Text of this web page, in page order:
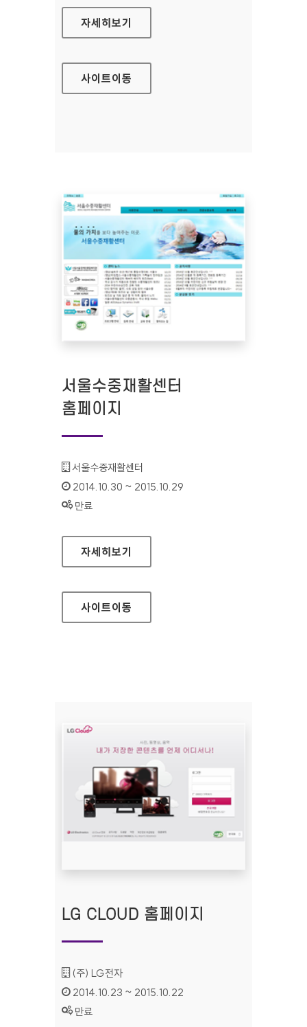
T-TOGETHER 홈페이지
자세히보기
사이트이동
서울수중재활센터
홈페이지
기관명 :
서울수중재활센터
인증기간 :
2014.10.30 ~ 2015.10.29
상태 :
만료
서울수중재활센터 홈페이지
자세히보기
사이트이동
LG CLOUD 홈페이지
기관명 :
(주) LG전자
인증기간 :
2014.10.23 ~ 2015.10.22
상태 :
만료